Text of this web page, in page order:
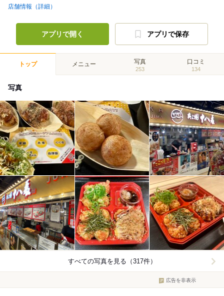
店舗情報（詳細）
アプリで開く アプリで保存
トップ メニュー 写真
253
口コミ
134
写真
すべての写真を見る（317件）
広告を非表示